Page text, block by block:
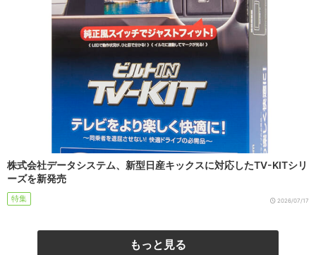
株式会社データシステム、新型日産キックスに対応したTV-KITシリ
ーズを新発売
特集 2026/07/17
もっと見る